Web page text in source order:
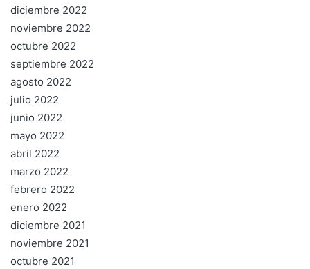
diciembre 2022
noviembre 2022
octubre 2022
septiembre 2022
agosto 2022
julio 2022
junio 2022
mayo 2022
abril 2022
marzo 2022
febrero 2022
enero 2022
diciembre 2021
noviembre 2021
octubre 2021